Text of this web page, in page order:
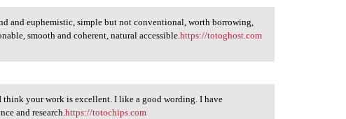
and euphemistic, simple but not conventional, worth borrowing,
smooth and coherent, natural accessible.https://totoghost.com
think your work is excellent. I like a good wording. I have
and research.https://totochips.com